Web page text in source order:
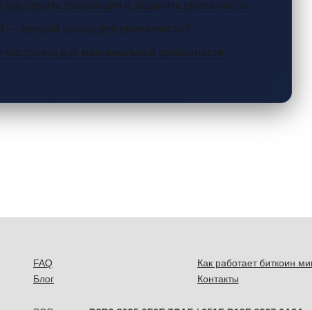
скрыть транзакции и защитить приватность
— лучший выбор для приватности?
для максимальной приватности
FAQ
Блог
Как работает биткоин
Контакты